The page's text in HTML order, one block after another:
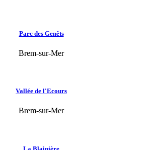
Parc des Genêts
Brem-sur-Mer
Vallée de l'Ecours
Brem-sur-Mer